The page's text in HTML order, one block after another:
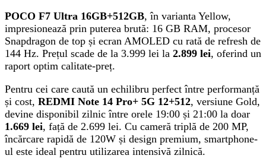
POCO F7 Ultra 16GB+512GB, în varianta Yellow,
impresionează prin puterea brută: 16 GB RAM, procesor
Snapdragon de top și ecran AMOLED cu rată de refresh de
144 Hz. Prețul scade de la 3.999 lei la 2.899 lei, oferind un
raport optim calitate-preț.
Pentru cei care caută un echilibru perfect între performanță
și cost, REDMI Note 14 Pro+ 5G 12+512, versiune Gold,
devine disponibil zilnic între orele 19:00 și 21:00 la doar
1.669 lei, față de 2.699 lei. Cu cameră triplă de 200 MP,
încărcare rapidă de 120W și design premium, smartphone-
ul este ideal pentru utilizarea intensivă zilnică.